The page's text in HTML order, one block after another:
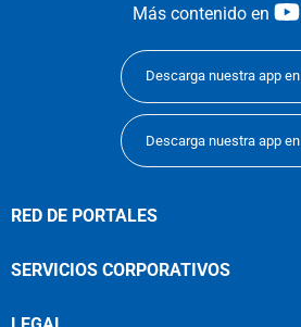
Más contenido en
Descarga nuestra app en
Descarga nuestra app en
RED DE PORTALES
SERVICIOS CORPORATIVOS